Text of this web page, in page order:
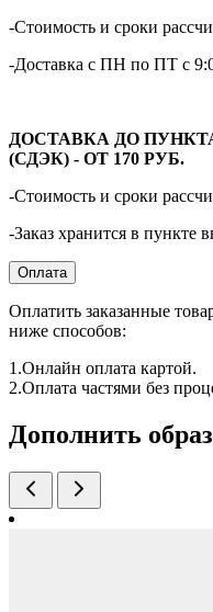
-Стоимость и сроки
-Доставка с ПН по ПТ с
ДОСТАВКА ДО
(СДЭК) - ОТ 170 РУБ.
-Стоимость и сроки
-Заказ хранится в пункте
Оплата
Оплатить заказанные
ниже способов:
1.Онлайн оплата картой.
2.Оплата частями без
Дополнить образ